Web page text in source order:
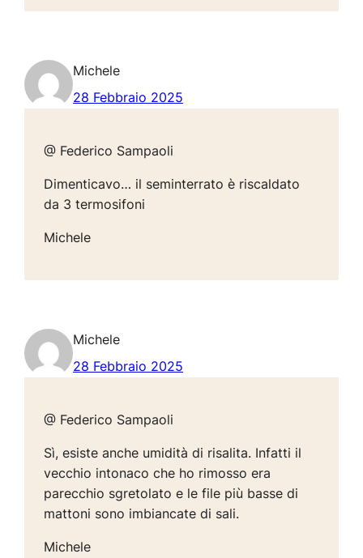
Michele
28 Febbraio 2025
@ Federico Sampaoli
Dimenticavo… il seminterrato è riscaldato
da 3 termosifoni
Michele
Michele
28 Febbraio 2025
@ Federico Sampaoli
Sì, esiste anche umidità di risalita. Infatti il
vecchio intonaco che ho rimosso era
parecchio sgretolato e le file più basse di
mattoni sono imbiancate di sali.
Michele